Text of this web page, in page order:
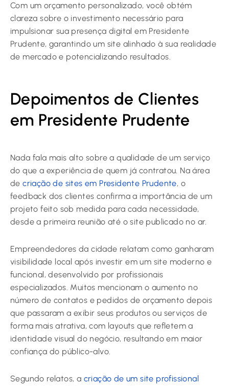
Com um orçamento personalizado, você obtém
clareza sobre o investimento necessário para
impulsionar sua presença digital em Presidente
Prudente, garantindo um site alinhado à sua realidade
de mercado e potencializando resultados.
Depoimentos de Clientes
em Presidente Prudente
Nada fala mais alto sobre a qualidade de um serviço
do que a experiência de quem já contratou. Na área
decriação de sites em Presidente Prudente, o
feedback dos clientes confirma a importância de um
projeto feito sob medida para cada necessidade,
desde a primeira reunião até o site publicado no ar.
Empreendedores da cidade relatam como ganharam
visibilidade local após investir em um site moderno e
funcional, desenvolvido por profissionais
especializados. Muitos mencionam o aumento no
número de contatos e pedidos de orçamento depois
que passaram a exibir seus produtos ou serviços de
forma mais atrativa, com layouts que refletem a
identidade visual do negócio, resultando em maior
confiança do público-alvo.
Segundo relatos, a criação de um site profissional